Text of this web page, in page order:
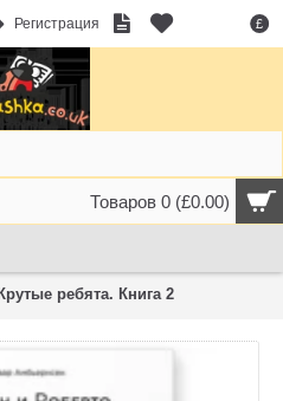
£
Регистрация
Товаров 0 (£0.00)
ребята. Книга 2